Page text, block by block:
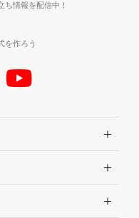
ち情報を配信中！
を作ろう